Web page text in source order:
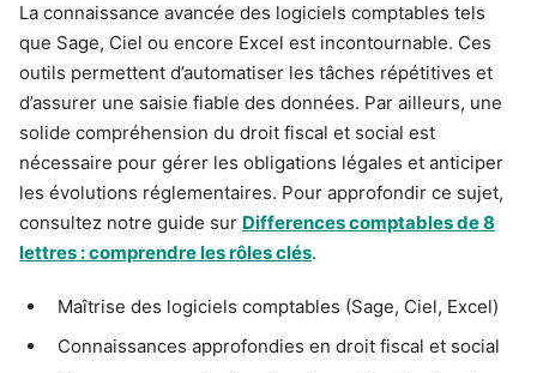
La connaissance avancée des logiciels comptables tels
que Sage, Ciel ou encore Excel est incontournable. Ces
outils permettent d’automatiser les tâches répétitives et
d’assurer une saisie fiable des données. Par ailleurs, une
solide compréhension du droit fiscal et social est
nécessaire pour gérer les obligations légales et anticiper
les évolutions réglementaires. Pour approfondir ce sujet,
consultez notre guide sur Differences comptables de 8
lettres : comprendre les rôles clés.
Maîtrise des logiciels comptables (Sage, Ciel, Excel)
Connaissances approfondies en droit fiscal et social